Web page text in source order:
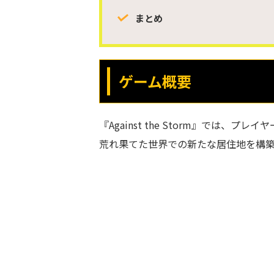
まとめ
ゲーム概要
『Against the Storm』では、プレイヤ
荒れ果てた世界での新たな居住地を構